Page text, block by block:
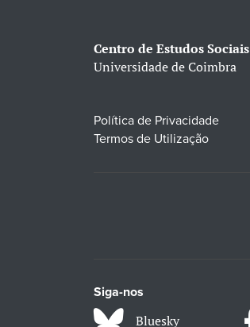
Centro de Estudos Sociais
Universidade de Coimbra
Política de Privacidade
Termos de Utilização
Siga-nos
Bluesky